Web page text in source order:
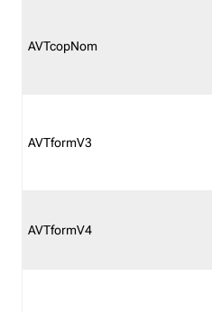
AVTcopNom
AVTformV3
AVTformV4